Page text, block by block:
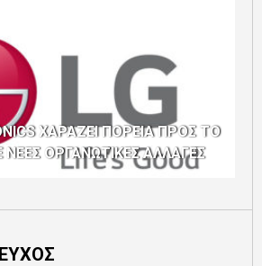
ΧΑΡΑΖΕΙ ΠΟΡΕΙΑ ΠΡΟΣ ΤΟ
ΟΡΓΑΝΩΤΙΚΕΣ ΑΛΛΑΓΕΣ